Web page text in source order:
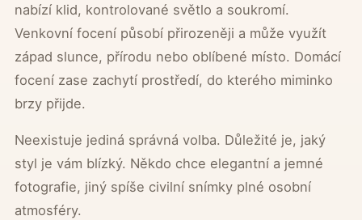
nabízí klid, kontrolované světlo a soukromí.
Venkovní focení působí přirozeněji a může využít
západ slunce, přírodu nebo oblíbené místo. Domácí
focení zase zachytí prostředí, do kterého miminko
brzy přijde.
Neexistuje jediná správná volba. Důležité je, jaký
styl je vám blízký. Někdo chce elegantní a jemné
fotografie, jiný spíše civilní snímky plné osobní
atmosféry.